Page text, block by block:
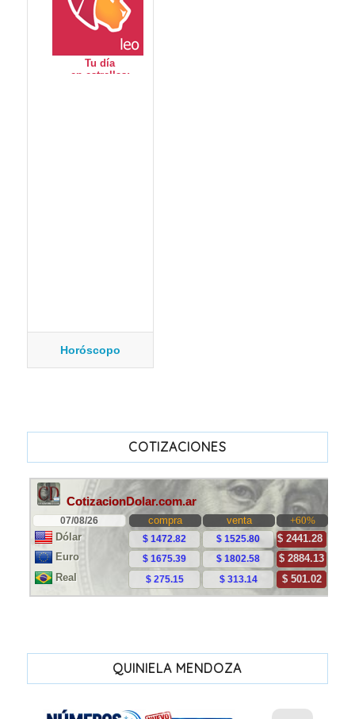
Horóscopo
COTIZACIONES
QUINIELA MENDOZA